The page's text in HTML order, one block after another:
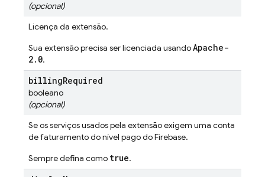
(opcional)
Licença da extensão.
Sua extensão precisa ser licenciada usandoApache-
2.0.
billingRequired
booleano
(opcional)
Se os serviços usados pela extensão exigem uma conta
de faturamento do nível pago do Firebase.
Sempre defina como true.